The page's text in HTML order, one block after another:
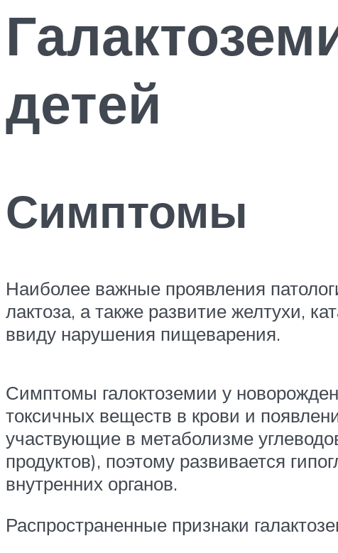
детей
Симптомы
Наиболее важные проявления
лактоза, а также развитие желтухи,
ввиду нарушения пищеварения.
Симптомы галоктоземии у
токсичных веществ в крови и
участвующие в метаболизме
продуктов), поэтому развивается
внутренних органов.
Распространенные признаки